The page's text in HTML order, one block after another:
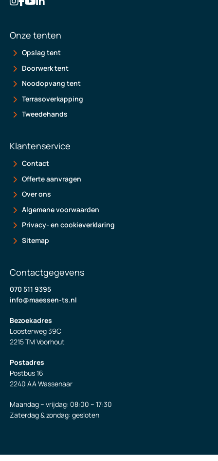
Onze tenten
Opslag tent
Doorwerk tent
Noodopvang tent
Terrasoverkapping
Tweedehands
Klantenservice
Contact
Offerte aanvragen
Over ons
Algemene voorwaarden
Privacy- en cookieverklaring
Sitemap
Contactgegevens
070 511 9395
info@maessen-ts.nl
Bezoekadres
Loosterweg 39C
2215 TM Voorhout
Postadres
Postbus 16
2240 AA Wassenaar
Maandag – vrijdag: 08:00 – 17:30
Zaterdag & zondag: gesloten